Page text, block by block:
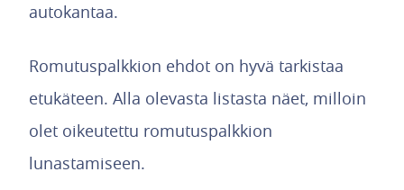
autokantaa.
Romutuspalkkion ehdot on hyvä tarkistaa
etukäteen. Alla olevasta listasta näet, milloin
olet oikeutettu romutuspalkkion
lunastamiseen.